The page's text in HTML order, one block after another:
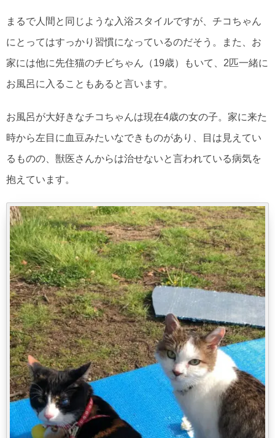
まるで人間と同じような入浴スタイルですが、チコちゃん
にとってはすっかり習慣になっているのだそう。また、お
家には他に先住猫のチビちゃん（19歳）もいて、2匹一緒に
お風呂に入ることもあると言います。
お風呂が大好きなチコちゃんは現在4歳の女の子。家に来た
時から左目に血豆みたいなできものがあり、目は見えてい
るものの、獣医さんからは治せないと言われている病気を
抱えています。